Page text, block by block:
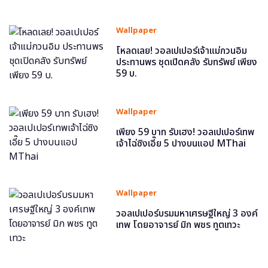
Wallpaper
โหลดเลย! วอลเปเปอร์เจ้าแม่กวนอิม
ประทานพร ชุดเปิดคลัง รับทรัพย์ เพียง
59 บ.
Wallpaper
เพียง 59 บาท รับเฮง! วอลเปเปอร์เทพ
เจ้าไฉ่ซิงเอี๊ย 5 ปางบนแอป MThai
Wallpaper
วอลเปเปอร์บรมมหาเศรษฐีใหญ่ 3 องค์
เทพ โดยอาจารย์ มิก พชร ทูตเทวะ